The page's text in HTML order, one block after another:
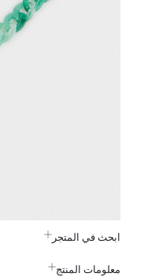
ابحث في المتجر
معلومات المنتج